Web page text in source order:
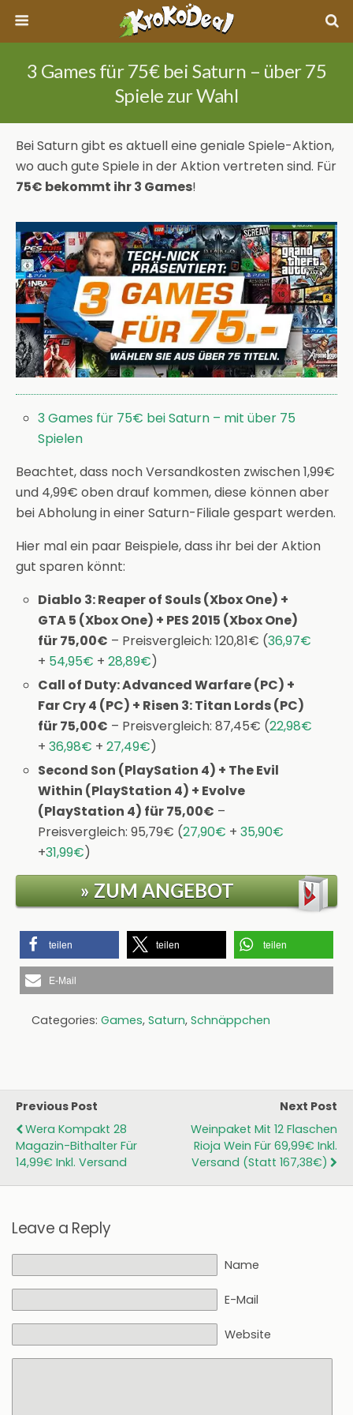
3 Games für 75€ bei Saturn – über 75
Spiele zur Wahl
Bei Saturn gibt es aktuell eine geniale Spiele-Aktion,
wo auch gute Spiele in der Aktion vertreten sind. Für
75€ bekommt ihr 3 Games!
3 Games für 75€ bei Saturn – mit über 75
Spielen
Beachtet, dass noch Versandkosten zwischen 1,99€
und 4,99€ oben drauf kommen, diese können aber
bei Abholung in einer Saturn-Filiale gespart werden.
Hier mal ein paar Beispiele, dass ihr bei der Aktion
gut sparen könnt:
Diablo 3: Reaper of Souls (Xbox One) +
GTA 5 (Xbox One) + PES 2015 (Xbox One)
für 75,00€ – Preisvergleich: 120,81€ (36,97€
+ 54,95€ +28,89€)
Call of Duty: Advanced Warfare (PC) +
Far Cry 4 (PC) + Risen 3: Titan Lords (PC)
für 75,00€ – Preisvergleich: 87,45€ (22,98€
+36,98€ +27,49€)
Second Son (PlaySation 4) + The Evil
Within (PlayStation 4) + Evolve
(PlayStation 4) für 75,00€ –
Preisvergleich: 95,79€ (27,90€ +35,90€
+31,99€)
» ZUM ANGEBOT
teilen teilen teilen
E-Mail
Categories: Games, Saturn, Schnäppchen
Previous Post
Wera Kompakt 28
Magazin-Bithalter Für
14,99€ Inkl. Versand
Next Post
Weinpaket Mit 12 Flaschen
Rioja Wein Für 69,99€ Inkl.
Versand (statt 167,38€)
Leave a Reply
Name
E-Mail
Website